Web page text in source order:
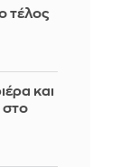
τέλος
και
στο